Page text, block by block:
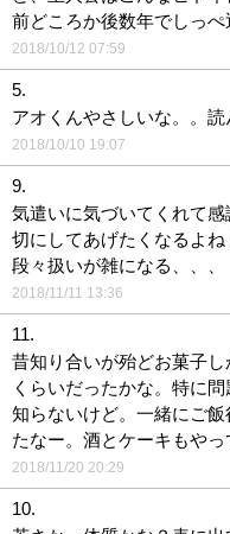
前どころか後数年でしっぺ
2018/10/12 07:59
5.
アオくんやさしいな。。読
2018/10/10 19:07
9.
気遣いに気づいてくれて
切にしてあげたくなるよ
段々扱いが雑になる、、、
2018/11/11 13:36
11.
昔知り合いが殆どお菓子
くらいだったかな。特に
知らないけど。一緒にご
たなー。酒とケーキもやっ
2018/11/20 20:29
10.